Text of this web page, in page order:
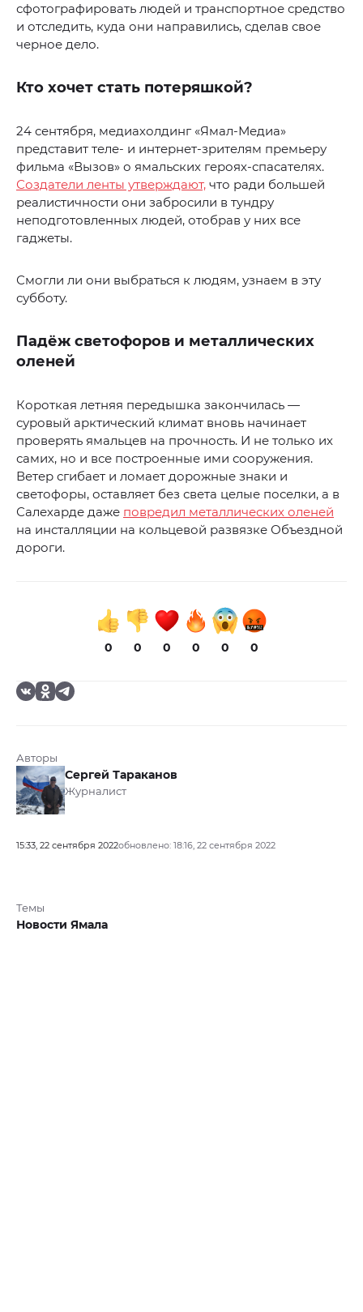
сфотографировать людей и транспортное средство
и отследить, куда они направились, сделав свое
черное дело.
Кто хочет стать потеряшкой?
24 сентября, медиахолдинг «Ямал-Медиа»
представит теле- и интернет-зрителям премьеру
фильма «Вызов» о ямальских героях-спасателях.
Создатели ленты утверждают, что ради большей
реалистичности они забросили в тундру
неподготовленных людей, отобрав у них все
гаджеты.
Смогли ли они выбраться к людям, узнаем в эту
субботу.
Падёж светофоров и металлических
оленей
Короткая летняя передышка закончилась —
суровый арктический климат вновь начинает
проверять ямальцев на прочность. И не только их
самих, но и все построенные ими сооружения.
Ветер сгибает и ломает дорожные знаки и
светофоры, оставляет без света целые поселки, а в
Салехарде даже повредил металлических оленей
на инсталляции на кольцевой развязке Объездной
дороги.
0 0 0 0 0 0
Авторы
Сергей Тараканов
Журналист
15:33, 22 сентября 2022обновлено: 18:16, 22 сентября 2022
Темы
Новости Ямала